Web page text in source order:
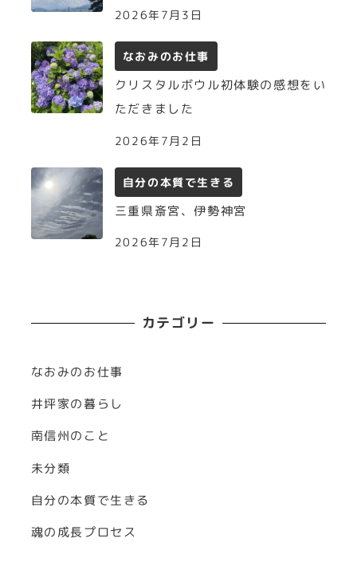
2026年7月3日
なおみのお仕事
クリスタルボウル初体験の感想をい
ただきました
2026年7月2日
自分の本質で生きる
三重県斎宮、伊勢神宮
2026年7月2日
カテゴリー
なおみのお仕事
井坪家の暮らし
南信州のこと
未分類
自分の本質で生きる
魂の成長プロセス